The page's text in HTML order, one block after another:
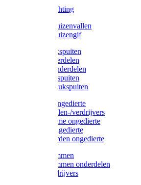
LED verlichting
Ratten / Muizenvallen
Ratten / Muizengif
Gloria drukspuiten
Gloria onderdelen
Gardena onderdelen
Dario drukspuiten
Gardena drukspuiten
Diversen ongedierte
Insectenvallen-/verdrijvers
Protect Home ongedierte
Solabiol ongedierte
Protect Garden ongedierte
Mollenklemmen
Mollenklemmen onderdelen
Mollenverdrijvers